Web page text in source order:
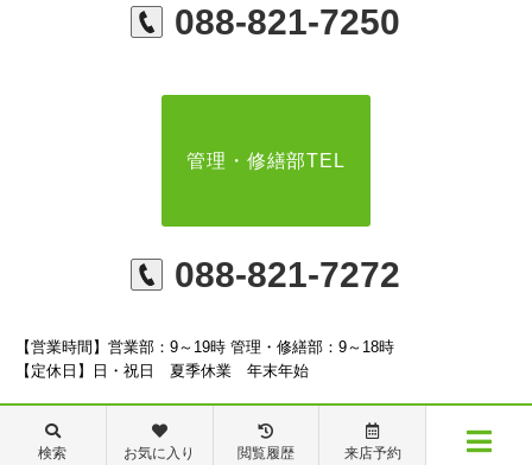
088-821-7250
管理・修繕部TEL
088-821-7272
【営業時間】営業部：9～19時 管理・修繕部：9～18時
【定休日】日・祝日 夏季休業 年末年始
検索 お気に入り 閲覧履歴 来店予約